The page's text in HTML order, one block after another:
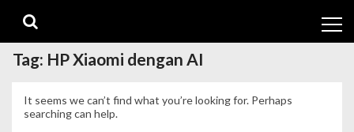
navigation
content
Tag: HP Xiaomi dengan AI
It seems we can’t find what you’re looking for. Perhaps
searching can help.